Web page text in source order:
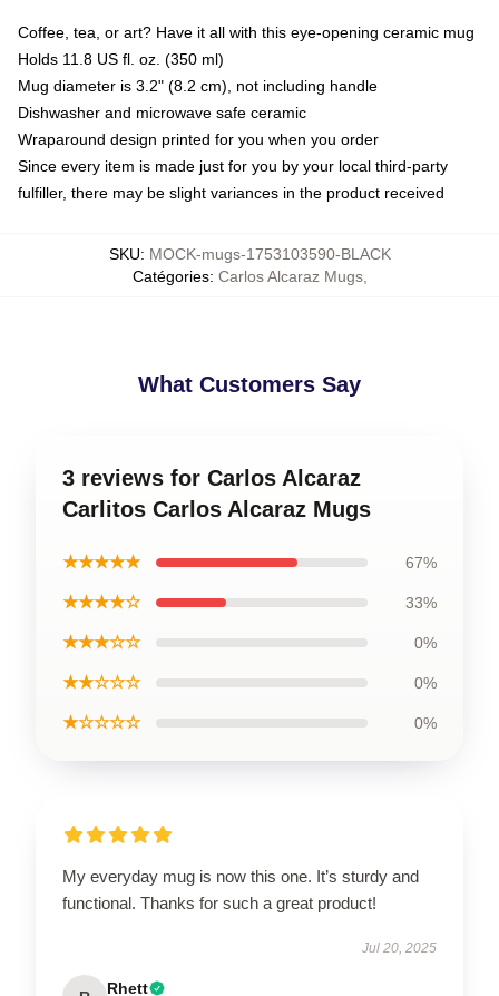
Coffee, tea, or art? Have it all with this eye-opening ceramic mug
Holds 11.8 US fl. oz. (350 ml)
Mug diameter is 3.2" (8.2 cm), not including handle
Dishwasher and microwave safe ceramic
Wraparound design printed for you when you order
Since every item is made just for you by your local third-party
fulfiller, there may be slight variances in the product received
SKU: MOCK-mugs-1753103590-BLACK
Catégories: Carlos Alcaraz Mugs,
What Customers Say
3 reviews for Carlos Alcaraz
Carlitos Carlos Alcaraz Mugs
★★★★★ 67%
★★★★☆ 33%
★★★☆☆ 0%
★★☆☆☆ 0%
★☆☆☆☆ 0%
My everyday mug is now this one. It’s sturdy and
functional. Thanks for such a great product!
Jul 20, 2025
Rhett